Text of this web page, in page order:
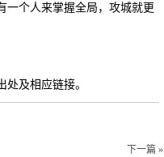
一个人来掌握全局，攻城就更
及相应链接。
下一篇 »